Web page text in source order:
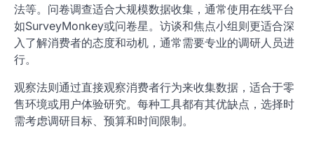
法等。问卷调查适合大规模数据收集，通常使用在线平台
如SurveyMonkey或问卷星。访谈和焦点小组则更适合深
入了解消费者的态度和动机，通常需要专业的调研人员进
行。
观察法则通过直接观察消费者行为来收集数据，适合于零
售环境或用户体验研究。每种工具都有其优缺点，选择时
需考虑调研目标、预算和时间限制。